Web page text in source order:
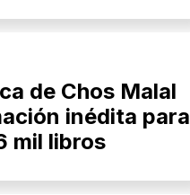
de Chos Malal
inédita para
mil libros